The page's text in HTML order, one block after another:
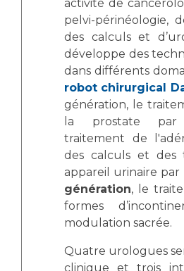
Sécurité
Les recherches en
Lieu de santé sans
activité de
pelvi-périnéologie,
des calculs et
développe des
dans différents
robot chirurgical
génération, le
la prostate
traitement de
des calculs et
appareil urinaire par
génération, le
formes
modulation sacrée.
Quatre urologues
clinique et trois